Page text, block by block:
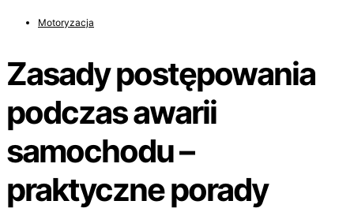
Motoryzacja
Zasady postępowania
podczas awarii
samochodu –
praktyczne porady